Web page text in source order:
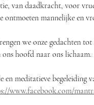
van daadkracht, voor
ontmoeten mannelijke en
we onze gedachten
ons hoofd naar ons
en meditatieve begeleiding
www.facebook.com/